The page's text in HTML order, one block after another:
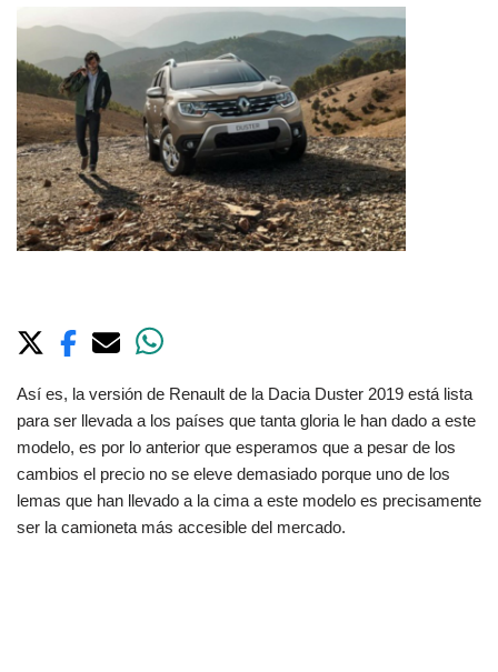
Así es, la versión de Renault de la Dacia Duster 2019 está lista
para ser llevada a los países que tanta gloria le han dado a este
modelo, es por lo anterior que esperamos que a pesar de los
cambios el precio no se eleve demasiado porque uno de los
lemas que han llevado a la cima a este modelo es precisamente
ser la camioneta más accesible del mercado.